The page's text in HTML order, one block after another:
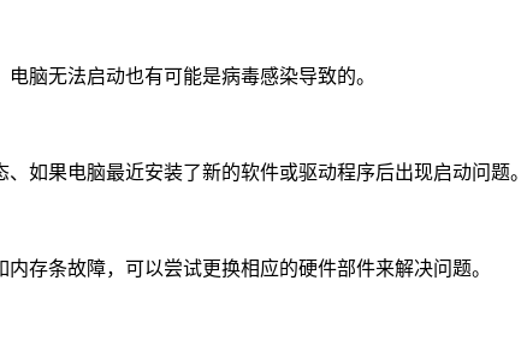
脑无法启动也有可能是病毒感染导致的。
如果电脑最近安装了新的软件或驱动程序后出现启动问题。
存条故障，可以尝试更换相应的硬件部件来解决问题。